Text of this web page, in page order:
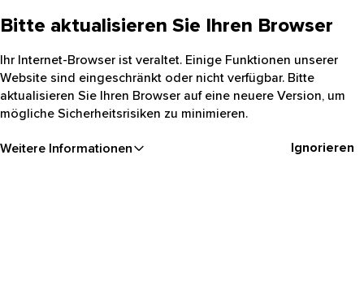
Bitte aktualisieren Sie Ihren Browser
Ihr Internet-Browser ist veraltet. Einige Funktionen unserer
Website sind eingeschränkt oder nicht verfügbar. Bitte
aktualisieren Sie Ihren Browser auf eine neuere Version, um
mögliche Sicherheitsrisiken zu minimieren.
Weitere Informationen Ignorieren